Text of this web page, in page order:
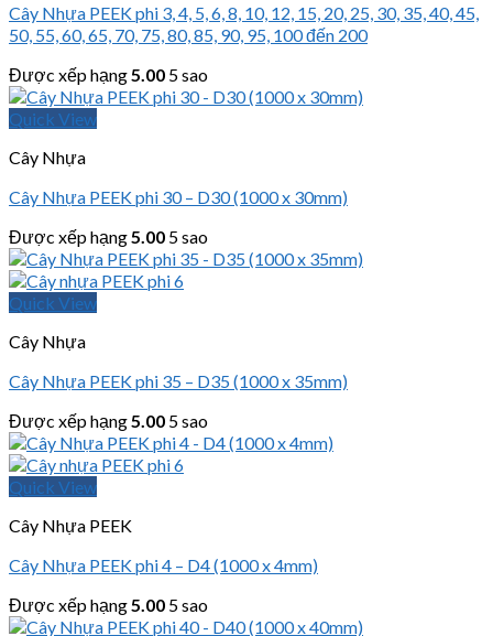
Cây Nhựa PEEK phi 3, 4, 5, 6, 8, 10, 12, 15, 20, 25, 30, 35, 40, 45,
50, 55, 60, 65, 70, 75, 80, 85, 90, 95, 100 đến 200
Được xếp hạng5.00 5 sao
Quick View
Cây Nhựa
Cây Nhựa PEEK phi 30 – D30 (1000 x 30mm)
Được xếp hạng5.00 5 sao
Quick View
Cây Nhựa
Cây Nhựa PEEK phi 35 – D35 (1000 x 35mm)
Được xếp hạng5.00 5 sao
Quick View
Cây Nhựa PEEK
Cây Nhựa PEEK phi 4 – D4 (1000 x 4mm)
Được xếp hạng5.00 5 sao